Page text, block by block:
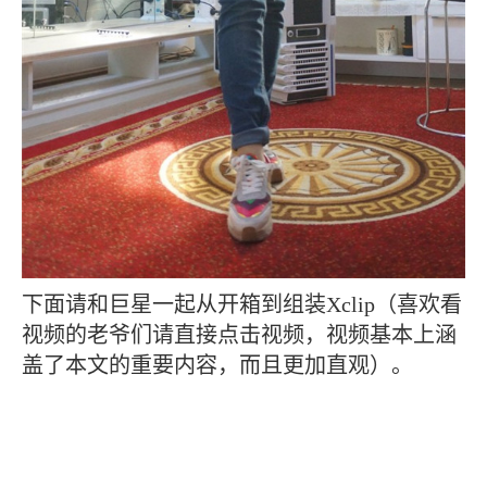
下面请和巨星一起从开箱到组装Xclip（喜欢看
视频的老爷们请直接点击视频，视频基本上涵
盖了本文的重要内容，而且更加直观）。